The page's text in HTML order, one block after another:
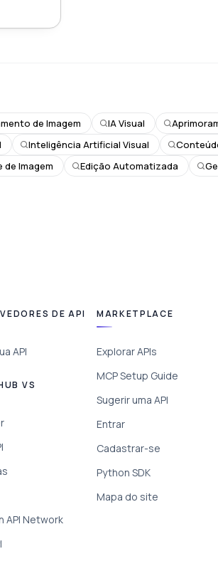
de Imagem IA Visual
Inteligência Artificial Visual
de Imagem Edição Automatizada
DE API
API
VS
API Network
MARKETPLACE
Explorar APIs
MCP Setup Guide
Sugerir uma API
Entrar
Cadastrar-se
Python SDK
Mapa do site